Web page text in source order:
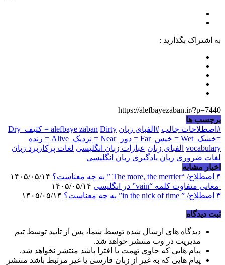
به اشتراک بگذارید :
https://alefbayezaban.ir/?p=7440
برچسب ها
#اصطلاحات جالب #الفبای زبان alefbaye zaban
Dirty = کثیف Dry
=خشک Wet = خیس Far = دور Near = نزدیک Alive = زنده
vocabulary الفبای زبان عبارات زبان انگلیسی لغات پرکاربرد زبان
لغات ضروری زبان یادگیری زبان انگلیسی
اخبار مشابه
۴ اصطلاح/ “The more, the merrier ” به چه معناست؟
معانی متفاوت کلمه “vain” در انگلیسی
۳ اصطلاح/ ” in the nick of time” به چه معناست؟
ثبت دیدگاه
دیدگاه های ارسال شده توسط شما، پس از تایید توسط تیم
مدیریت در وب منتشر خواهد شد.
پیام هایی که حاوی تهمت یا افترا باشد منتشر نخواهد شد.
پیام هایی که به غیر از زبان فارسی یا غیر مرتبط باشد منتشر